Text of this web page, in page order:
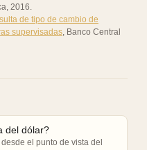
, 2016.
de tipo de cambio de
supervisadas, Banco Central
del dólar?
el punto de vista del